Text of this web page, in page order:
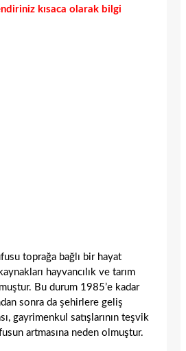
kısaca olarak bilgi
toprağa bağlı bir hayat
hayvancılık ve tarım
Bu durum 1985’e kadar
sonra da şehirlere geliş
gayrimenkul satışlarının teşvik
artmasına neden olmuştur.